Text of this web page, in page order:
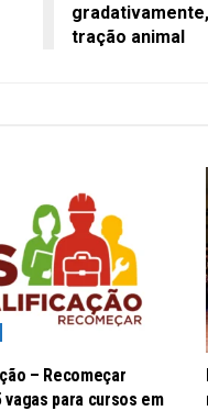
tração animal
– Recomeçar
para cursos em